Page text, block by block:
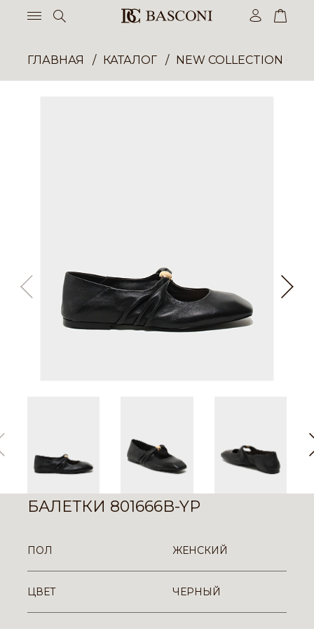
ГЛАВНАЯ КАТАЛОГ NEW COLLECTION
БАЛЕТКИ 801666B-YP
ПОЛ ЖЕНСКИЙ
ЦВЕТ ЧЕРНЫЙ